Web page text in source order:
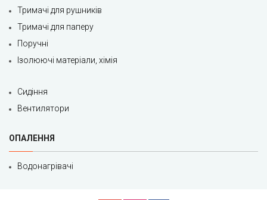
Тримачі для рушників
Тримачі для паперу
Поручні
Ізолюючі матеріали, хімія
Сидіння
Вентилятори
ОПАЛЕННЯ
Водонагрівачі